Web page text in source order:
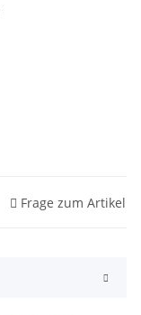
Frage zum Artikel